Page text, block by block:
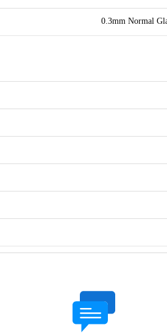
0.3mm Normal